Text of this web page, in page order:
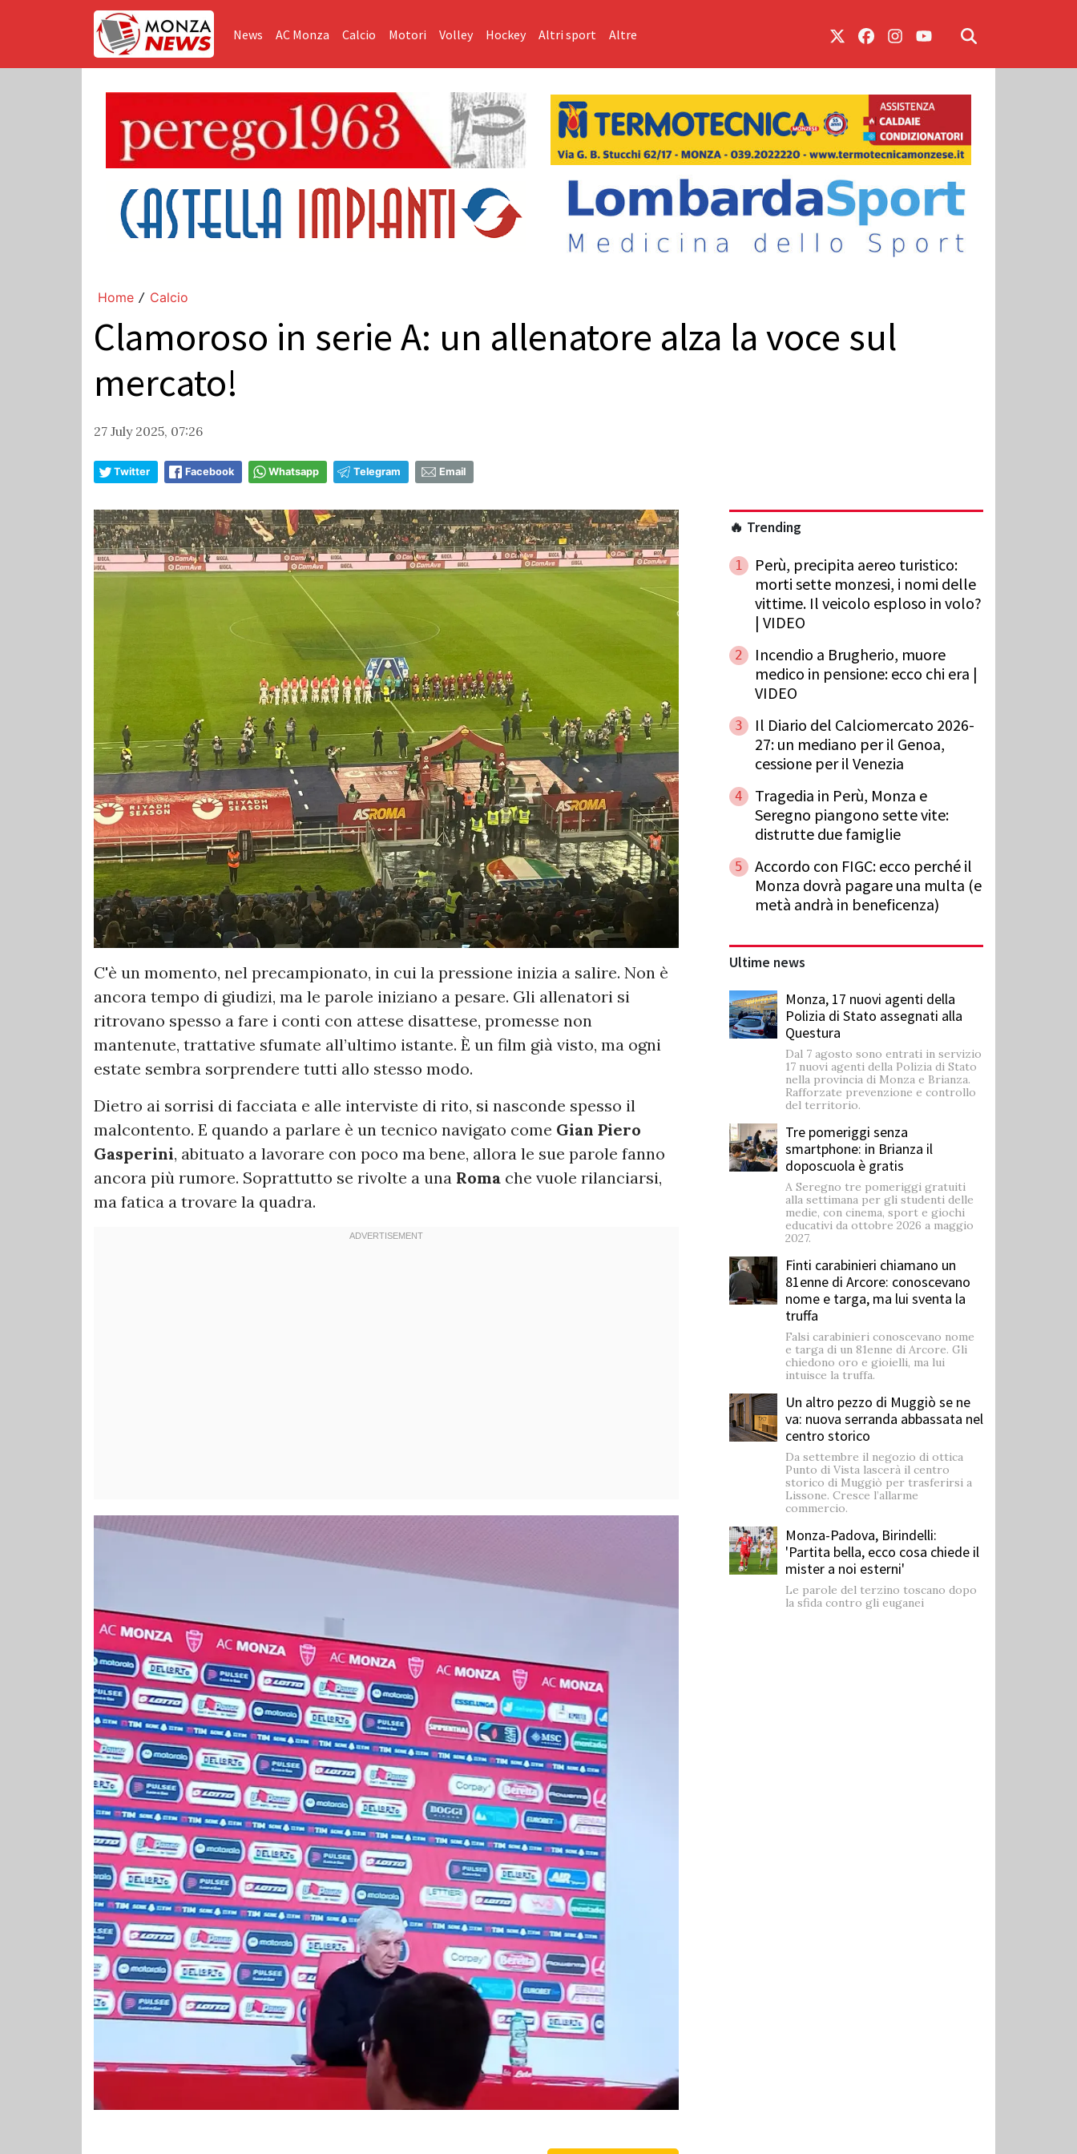
News AC Monza Calcio Motori Volley Hockey Altri sport Altre
Home / Calcio
Clamoroso in serie A: un allenatore alza la voce sul
mercato!
27 July 2025, 07:26
Twitter Facebook Whatsapp Telegram Email
C'è un momento, nel precampionato, in cui la pressione inizia a salire. Non è
ancora tempo di giudizi, ma le parole iniziano a pesare. Gli allenatori si
ritrovano spesso a fare i conti con attese disattese, promesse non
mantenute, trattative sfumate all’ultimo istante. È un film già visto, ma ogni
estate sembra sorprendere tutti allo stesso modo.
Dietro ai sorrisi di facciata e alle interviste di rito, si nasconde spesso il
malcontento. E quando a parlare è un tecnico navigato come Gian Piero
Gasperini, abituato a lavorare con poco ma bene, allora le sue parole fanno
ancora più rumore. Soprattutto se rivolte a una Roma che vuole rilanciarsi,
ma fatica a trovare la quadra.
🔥 Trending
1
Perù, precipita aereo turistico:
morti sette monzesi, i nomi delle
vittime. Il veicolo esploso in volo?
| VIDEO
2
Incendio a Brugherio, muore
medico in pensione: ecco chi era |
VIDEO
3
Il Diario del Calciomercato 2026-
27: un mediano per il Genoa,
cessione per il Venezia
4
Tragedia in Perù, Monza e
Seregno piangono sette vite:
distrutte due famiglie
5
Accordo con FIGC: ecco perché il
Monza dovrà pagare una multa (e
metà andrà in beneficenza)
Ultime news
Monza, 17 nuovi agenti della
Polizia di Stato assegnati alla
Questura
Dal 7 agosto sono entrati in servizio
17 nuovi agenti della Polizia di Stato
nella provincia di Monza e Brianza.
Rafforzate prevenzione e controllo
del territorio.
Tre pomeriggi senza
smartphone: in Brianza il
doposcuola è gratis
A Seregno tre pomeriggi gratuiti
alla settimana per gli studenti delle
medie, con cinema, sport e giochi
educativi da ottobre 2026 a maggio
2027.
Finti carabinieri chiamano un
81enne di Arcore: conoscevano
nome e targa, ma lui sventa la
truffa
Falsi carabinieri conoscevano nome
e targa di un 81enne di Arcore. Gli
chiedono oro e gioielli, ma lui
intuisce la truffa.
Un altro pezzo di Muggiò se ne
va: nuova serranda abbassata nel
centro storico
Da settembre il negozio di ottica
Punto di Vista lascerà il centro
storico di Muggiò per trasferirsi a
Lissone. Cresce l’allarme
commercio.
Monza-Padova, Birindelli:
'Partita bella, ecco cosa chiede il
mister a noi esterni'
Le parole del terzino toscano dopo
la sfida contro gli euganei